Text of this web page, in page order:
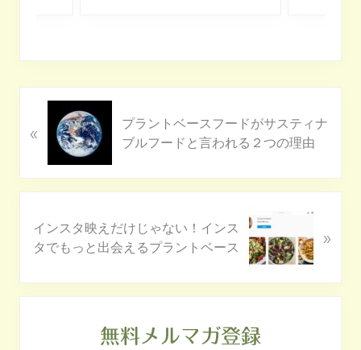
の
«
プラントベースフードがサスティナ
ブルフードと言われる２つの理由
の
投
インスタ映えだけじゃない！インス
タでもっと出会えるプラントベース
»
無料メルマガ登録